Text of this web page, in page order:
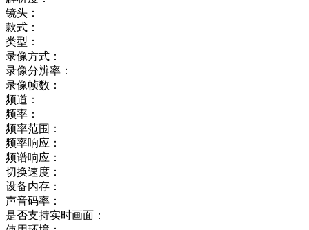
镜头：
款式：
类型：
录像方式：
录像分辨率：
录像帧数：
频道：
频率：
频率范围：
频率响应：
频谱响应：
切换速度：
设备内存：
声音码率：
是否支持实时画面：